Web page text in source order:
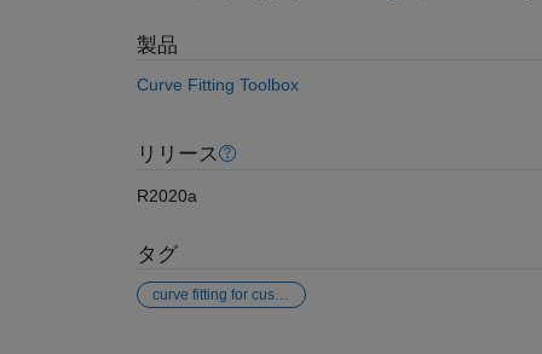
製品
Curve Fitting Toolbox
リリース
R2020a
タグ
curve fitting for custom equation